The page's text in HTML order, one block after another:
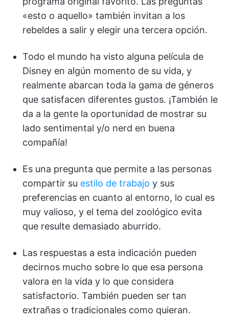
«esto o aquello» también invitan a los
rebeldes a salir y elegir una tercera opción.
Todo el mundo ha visto alguna película de
Disney en algún momento de su vida, y
realmente abarcan toda la gama de géneros
que satisfacen diferentes gustos. ¡También le
da a la gente la oportunidad de mostrar su
lado sentimental y/o nerd en buena
compañía!
Es una pregunta que permite a las personas
compartir su estilo de trabajo y sus
preferencias en cuanto al entorno, lo cual es
muy valioso, y el tema del zoológico evita
que resulte demasiado aburrido.
Las respuestas a esta indicación pueden
decirnos mucho sobre lo que esa persona
valora en la vida y lo que considera
satisfactorio. También pueden ser tan
extrañas o tradicionales como quieran.